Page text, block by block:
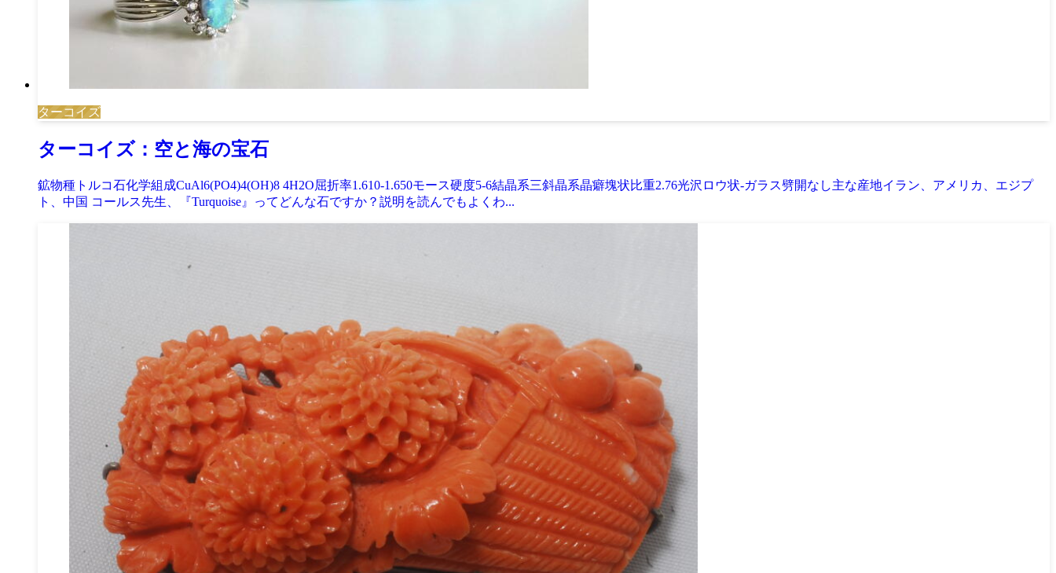
ターコイズ
ターコイズ：空と海の宝石
鉱物種トルコ石化学組成CuAl6(PO4)4(OH)8 4H2O屈折率1.610-1.650モース硬度5-6結晶系三斜晶系晶癖塊状比重2.76光沢ロウ状-ガラス劈開なし主な産地イラン、アメリカ、エジプ
ト、中国 コールス先生、『Turquoise』ってどんな石ですか？説明を読んでもよくわ...